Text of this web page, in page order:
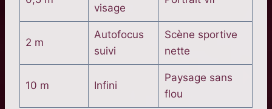
visage
2 m
Autofocus
suivi
Scène sportive
nette
10 m Infini
Paysage sans
flou